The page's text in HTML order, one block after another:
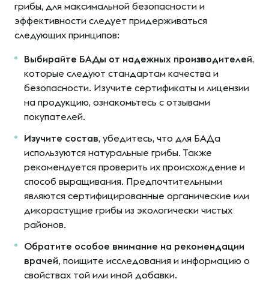
грибы, для максимальной безопасности и
эффективности следует придерживаться
следующих принципов:
Выбирайте БАДы от надежных производителей,
которые следуют стандартам качества и
безопасности. Изучите сертификаты и лицензии
на продукцию, ознакомьтесь с отзывами
покупателей.
Изучите состав, убедитесь, что для БАДа
используются натуральные грибы. Также
рекомендуется проверить их происхождение и
способ выращивания. Предпочтительными
являются сертифицированные органические или
дикорастущие грибы из экологически чистых
районов.
Обратите особое внимание на рекомендации
врачей, поищите исследования и информацию о
свойствах той или иной добавки.